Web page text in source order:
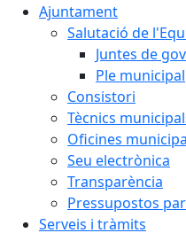
Ajuntament
Salutació de
Juntes de
Ple municipal
Consistori
Tècnics
Oficines
Seu electrònica
Transparència
Pressupostos
Serveis i tràmits